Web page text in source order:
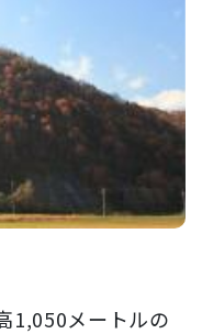
1,050メートルの